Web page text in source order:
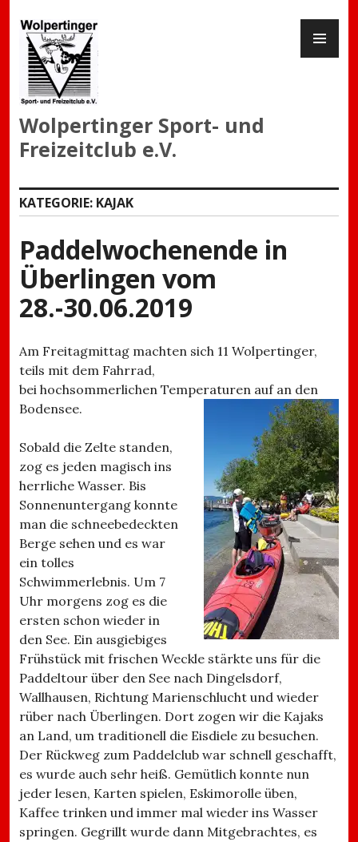
Inhalt
springen
Wolpertinger Sport- und
Freizeitclub e.V.
KATEGORIE: KAJAK
Paddelwochenende in
Überlingen vom
28.-30.06.2019
Am Freitagmittag machten sich 11 Wolpertinger,
teils mit dem Fahrrad,
bei hochsommerlichen Temperaturen auf an den
Bodensee.
Sobald die Zelte standen,
zog es jeden magisch ins
herrliche Wasser. Bis
Sonnenuntergang konnte
man die schneebedeckten
Berge sehen und es war
ein tolles
Schwimmerlebnis. Um 7
Uhr morgens zog es die
ersten schon wieder in
den See. Ein ausgiebiges
Frühstück mit frischen Weckle stärkte uns für die
Paddeltour über den See nach Dingelsdorf,
Wallhausen, Richtung Marienschlucht und wieder
rüber nach Überlingen. Dort zogen wir die Kajaks
an Land, um traditionell die Eisdiele zu besuchen.
Der Rückweg zum Paddelclub war schnell geschafft,
es wurde auch sehr heiß. Gemütlich konnte nun
jeder lesen, Karten spielen, Eskimorolle üben,
Kaffee trinken und immer mal wieder ins Wasser
springen. Gegrillt wurde dann Mitgebrachtes, es